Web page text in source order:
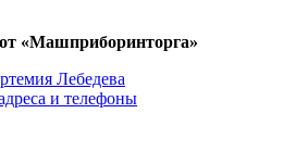
«Машприборинторга»
Лебедева
и телефоны